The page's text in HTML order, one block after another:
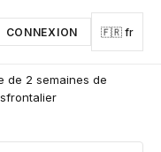
CONNEXION 🇫🇷 fr
de 2 semaines de